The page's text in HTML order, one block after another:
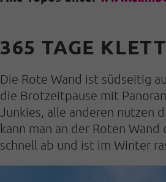
365 TAGE
Die Rote Wand ist südseitig
die Brotzeitpause mit
Junkies, alle anderen nutzen
kann man an der Roten
schnell ab und ist im Winter